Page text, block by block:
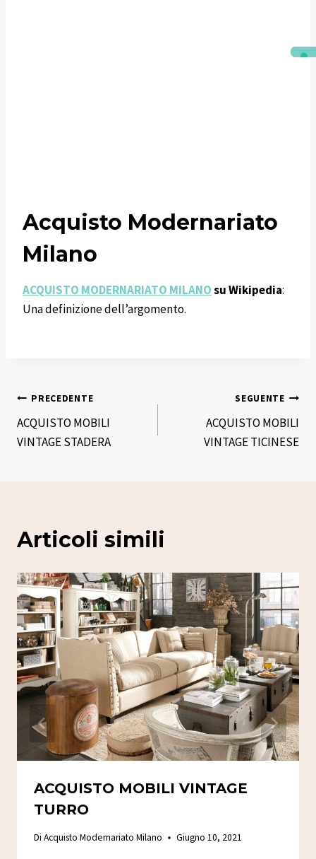
Acquisto Modernariato
Milano
ACQUISTO MODERNARIATO MILANOsu Wikipedia:
Una definizione dell’argomento.
Navigazione
articoli
PRECEDENTE
ACQUISTO MOBILI
VINTAGE STADERA
SEGUENTE
ACQUISTO MOBILI
VINTAGE TICINESE
Articoli simili
ACQUISTO MOBILI VINTAGE
TURRO
Di Acquisto Modernariato Milano Giugno 10, 2021